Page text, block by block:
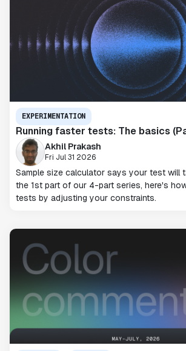
EXPERIMENTATION
Running faster tests: The basics
Akhil Prakash
Fri Jul 31 2026
Sample size calculator says your test will
the 1st part of our 4-part series, here's
tests by adjusting your constraints.